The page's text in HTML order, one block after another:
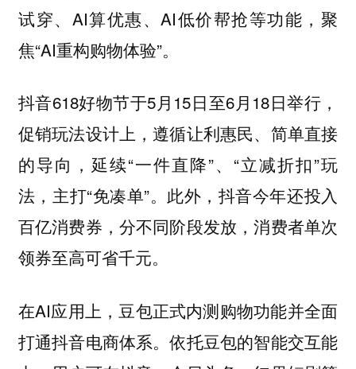
试穿、AI算优惠、AI低价帮抢等功能，聚
焦“AI重构购物体验”。
抖音618好物节于5月15日至6月18日举行，
促销玩法设计上，遵循让利惠民、简单直接
的导向，延续“一件直降”、“立减折扣”玩
法，主打“免凑单”。此外，抖音今年还投入
百亿消费券，分不同阶段发放，消费者单次
领券至高可省千元。
在AI应用上，豆包正式内测购物功能并全面
打通抖音电商体系。依托豆包的智能交互能